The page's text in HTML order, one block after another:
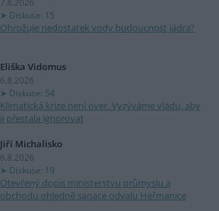
7.8.2026
Diskuse: 15
Ohrožuje nedostatek vody budoucnost jádra?
Eliška Vidomus
6.8.2026
Diskuse: 54
Klimatická krize není over. Vyzýváme vládu, aby
ji přestala ignorovat
Jiří Michalisko
6.8.2026
Diskuse: 19
Otevřený dopis ministerstvu průmyslu a
obchodu ohledně sanace odvalu Heřmanice